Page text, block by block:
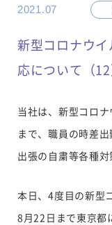
2021.07
新型コロナウ
応について（
当社は、新型コロ
まで、職員の時差
出張の自粛等各種対
本日、4度目の新型
8月22日まで東京都